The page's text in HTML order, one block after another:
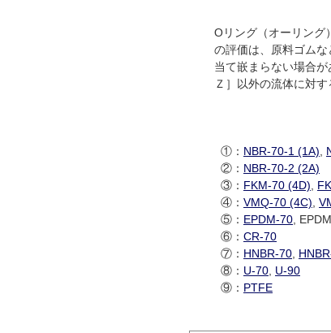
Oリング（オーリング
の評価は、原料ゴム
当て嵌まらない場合
Ｚ］以外の流体に対す
①： NBR-70-1 (1A)
②： NBR-70-2 (2A)
③： FKM-70 (4D)
④： VMQ-70 (4C)
⑤： EPDM-70 ,
⑥： CR-70
⑦： HNBR-70
⑧： U-70 U-90
⑨： PTFE